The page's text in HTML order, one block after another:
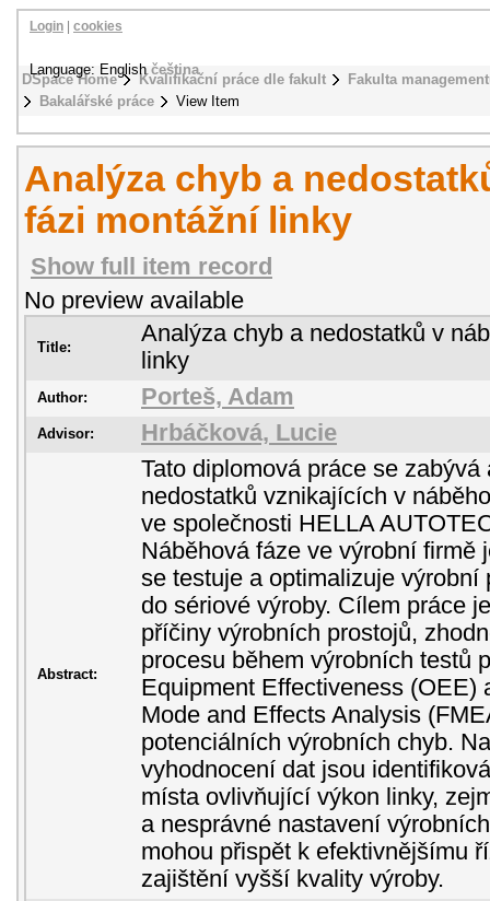
DSpace Home Kvalifikační práce dle fakult
Fakulta
Bakalářské práce
View Item
Login cookies
Language: Englishčeština
Analýza chyb a
fázi montážní linky
Show full item record
No preview available
Title:
Analýza chyb a nedostatků v
linky
Author: Porteš, Adam
Advisor: Hrbáčková, Lucie
Abstract:
Tato diplomová práce se zabývá
nedostatků vznikajících v
ve společnosti HELLA
Náběhová fáze ve výrobní firmě
se testuje a optimalizuje výrobní
do sériové výroby. Cílem práce
příčiny výrobních prostojů,
procesu během výrobních testů
Equipment Effectiveness (OEE)
Mode and Effects Analysis
potenciálních výrobních chyb.
vyhodnocení dat jsou
místa ovlivňující výkon linky,
a nesprávné nastavení
mohou přispět k efektivnějšímu
zajištění vyšší kvality výroby.